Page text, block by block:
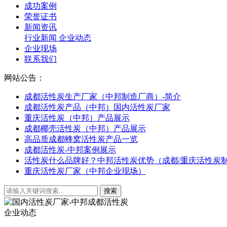
成功案例
荣誉证书
新闻资讯
行业新闻 企业动态
企业现场
联系我们
网站公告：
成都活性炭生产厂家（中邦制造厂商）-简介
成都活性炭产品（中邦）国内活性炭厂家
重庆活性炭（中邦）产品展示
成都椰壳活性炭（中邦）产品展示
高品质成都蜂窝活性炭产品一览
成都活性炭-中邦案例展示
活性炭什么品牌好？中邦活性炭优势（成都/重庆活性炭
重庆活性炭厂家（中邦企业现场）
企业动态